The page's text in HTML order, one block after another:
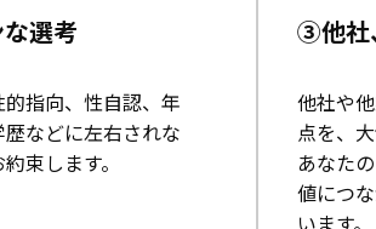
選考
指向、性自認、年
などに左右されな
束します。
③他社
他社や
点を、
あなた
値につ
います。